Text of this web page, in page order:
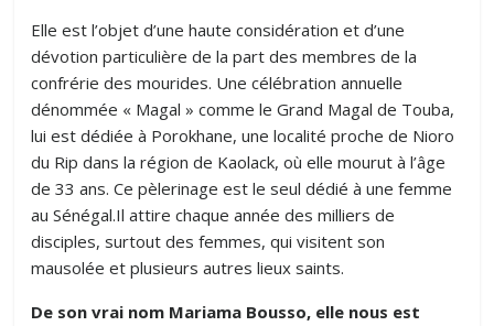
Elle est l’objet d’une haute considération et d’une
dévotion particulière de la part des membres de la
confrérie des mourides. Une célébration annuelle
dénommée « Magal » comme le Grand Magal de Touba,
lui est dédiée à Porokhane, une localité proche de Nioro
du Rip dans la région de Kaolack, où elle mourut à l’âge
de 33 ans. Ce pèlerinage est le seul dédié à une femme
au Sénégal.Il attire chaque année des milliers de
disciples, surtout des femmes, qui visitent son
mausolée et plusieurs autres lieux saints.
De son vrai nom Mariama Bousso, elle nous est